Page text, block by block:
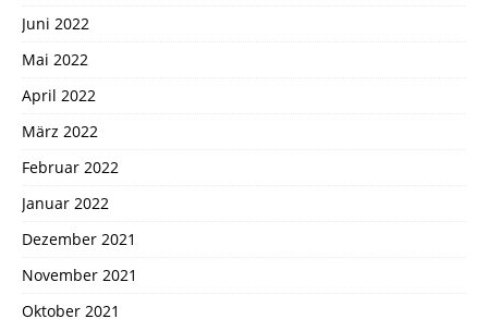
Juni 2022
Mai 2022
April 2022
März 2022
Februar 2022
Januar 2022
Dezember 2021
November 2021
Oktober 2021